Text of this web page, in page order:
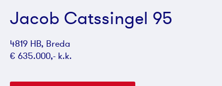
Jacob Catssingel 95
4819 HB, Breda
€ 635.000,- k.k.